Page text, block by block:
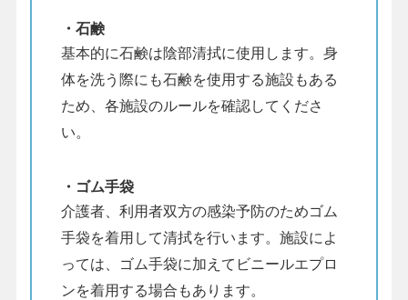
・石鹸
基本的に石鹸は陰部清拭に使用します。身
体を洗う際にも石鹸を使用する施設もある
ため、各施設のルールを確認してくださ
い。
・ゴム手袋
介護者、利用者双方の感染予防のためゴム
手袋を着用して清拭を行います。施設によ
っては、ゴム手袋に加えてビニールエプロ
ンを着用する場合もあります。